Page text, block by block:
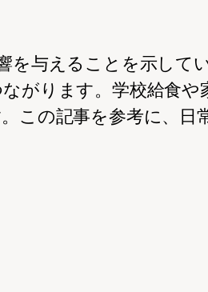
を与えることを示して
がります。学校給食や
この記事を参考に、日